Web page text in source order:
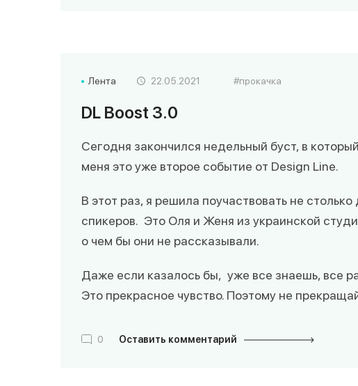
Лента 22.05.2021 прокачка
DL Boost 3.0
Сегодня закончился недельный буст, в
меня это уже второе событие от Design Line.
В этот раз, я решила поучаствовать не
спикеров. Это Оля и Женя из украинской
о чем бы они не рассказывали.
Даже если казалось бы, уже все знаешь, все
Это прекрасное чувство. Поэтому не
0 Оставить комментарий